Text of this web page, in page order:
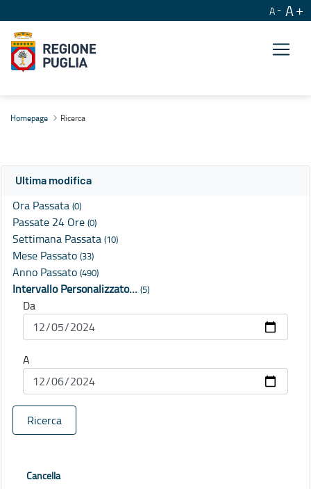
A A
Homepage Ricerca
Ultima modifica
Ora Passata (0)
Passate 24 Ore (0)
Settimana Passata (10)
Mese Passato (33)
Anno Passato (490)
Intervallo Personalizzato… (5)
Da
A
Ricerca
Cancella